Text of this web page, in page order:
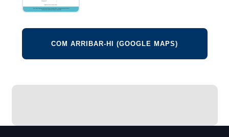
COM ARRIBAR-HI (GOOGLE MAPS)